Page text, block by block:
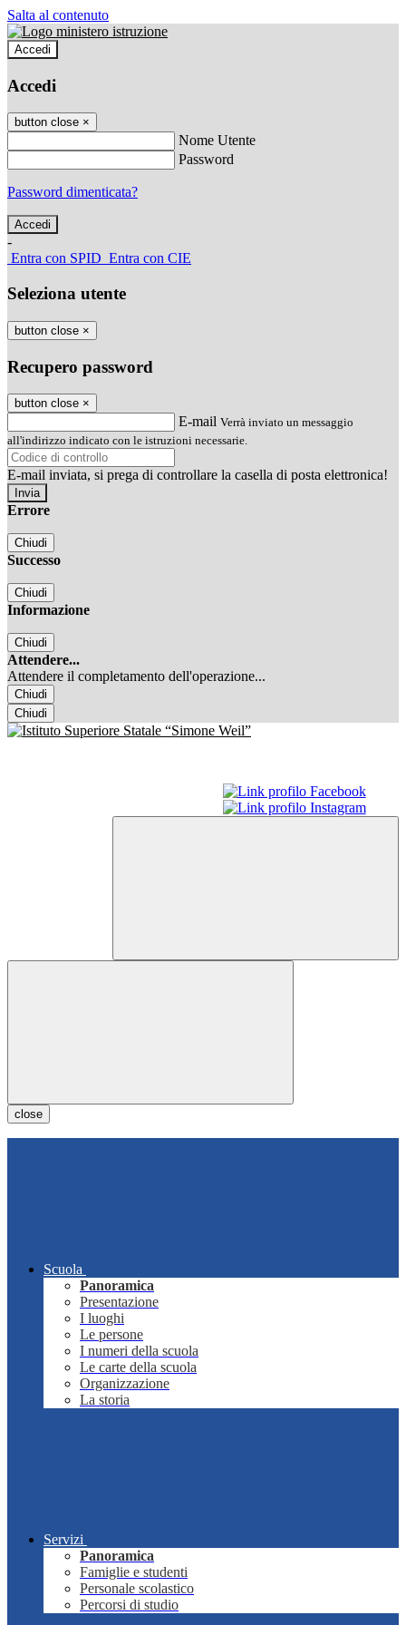
Salta al contenuto
Accedi
Accedi
button close ×
Nome Utente
Password
Password dimenticata?
-
Entra con SPID Entra con CIE
Seleziona utente
button close ×
Recupero password
button close ×
E-mail Verrà inviato un messaggio
all'indirizzo indicato con le istruzioni necessarie.
E-mail inviata, si prega di controllare la casella di posta elettronica!
Errore
Chiudi
Successo
Chiudi
Informazione
Chiudi
Attendere...
Attendere il completamento dell'operazione...
Chiudi
Chiudi
close
Scuola
Panoramica
Presentazione
I luoghi
Le persone
I numeri della scuola
Le carte della scuola
Organizzazione
La storia
Servizi
Panoramica
Famiglie e studenti
Personale scolastico
Percorsi di studio